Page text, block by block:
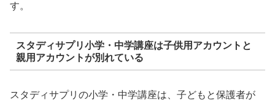
す。
スタディサプリ小学・中学講座は子供用アカウントと
親用アカウントが別れている
スタディサプリの小学・中学講座は、子どもと保護者が